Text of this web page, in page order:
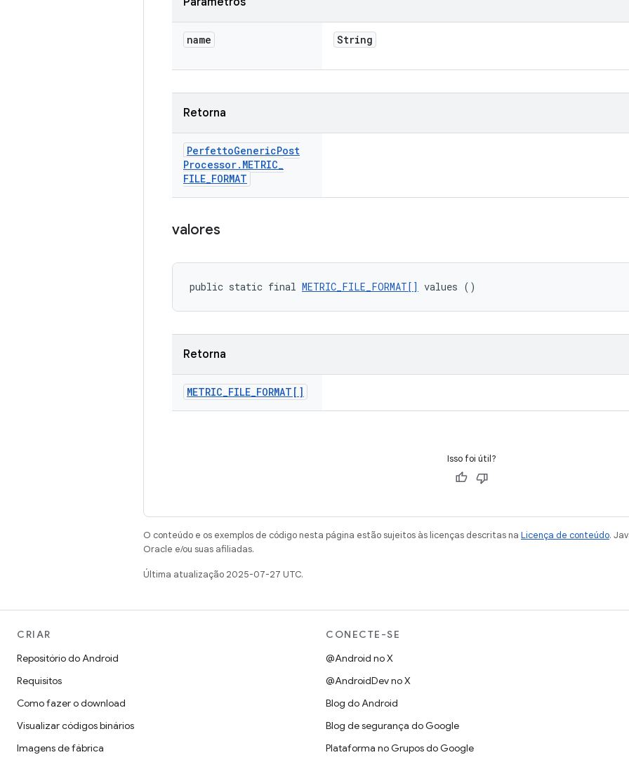
name String
Retorna
PerfettoGenericPost
Processor. METRIC_
FILE_FORMAT
valores
public static final METRIC_FILE_FORMAT[] values ()
Retorna
METRIC_FILE_FORMAT[]
Isso foi útil?
O conteúdo e os exemplos de código nesta página estão sujeitos às licenças descritas na Licença de conteúdo.
Oracle e/ou suas afiliadas.
Última atualização 2025-07-27 UTC.
CRIAR
Repositório do Android
Requisitos
Como fazer o download
Visualizar códigos binários
Imagens de fábrica
CONECTE-SE
@Android no X
@AndroidDev no X
Blog do Android
Blog de segurança do Google
Plataforma no Grupos do Google